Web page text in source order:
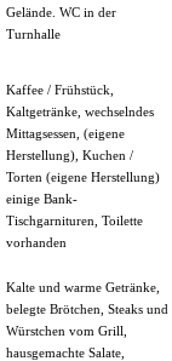
Gelände. WC in der
Turnhalle
Kaffee / Frühstück,
Kaltgetränke, wechselndes
Mittagsessen, (eigene
Herstellung), Kuchen /
Torten (eigene Herstellung)
einige Bank-
Tischgarnituren, Toilette
vorhanden
Kalte und warme Getränke,
belegte Brötchen, Steaks und
Würstchen vom Grill,
hausgemachte Salate,